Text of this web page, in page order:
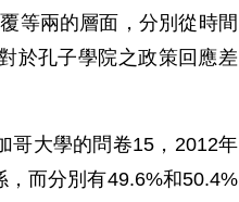
等兩的層面，分別從時間
於孔子學院之政策回應差
哥大學的問卷15，2012年
而分別有49.6%和50.4%